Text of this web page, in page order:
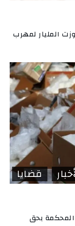
تجاوزت المليار لمهرب
قضايا
المحكمة بحق